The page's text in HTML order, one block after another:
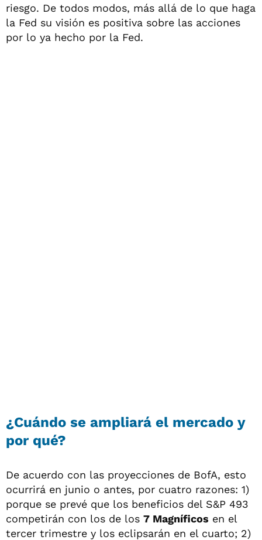
riesgo. De todos modos, más allá de lo que haga
la Fed su visión es positiva sobre las acciones
por lo ya hecho por la Fed.
¿Cuándo se ampliará el mercado y
por qué?
De acuerdo con las proyecciones de BofA, esto
ocurrirá en junio o antes, por cuatro razones: 1)
porque se prevé que los beneficios del S&P 493
competirán con los de los 7 Magníficos en el
tercer trimestre y los eclipsarán en el cuarto; 2)